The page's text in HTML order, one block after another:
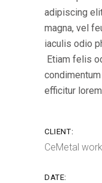
adipiscing
magna, vel
iaculis odio
Etiam felis
efficitur
CLIENT:
CeMetal
DATE: